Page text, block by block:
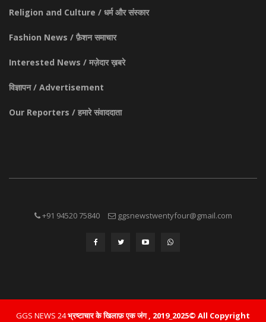
Religion and Culture / धर्म और संस्कार
Fashion News / फ़ैशन समाचार
Interested News / मज़ेदार ख़बरे
विज्ञापन / Advertisement
Our Reporters / हमारे संवाददाता
+91 94520 75840 ggsnewstwentyfour@gmail.com
GGS NEWS 24भ्रष्टाचार के खिलाफ़ एक जंग , 2019_2025© All Copyright